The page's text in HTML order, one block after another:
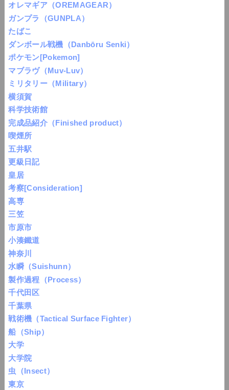
オレマギア（OREMAGEAR）
ガンプラ（GUNPLA）
たばこ
ダンボール戦機（Danbōru Senki）
ポケモン[Pokemon]
マブラヴ（Muv-Luv）
ミリタリー（Military）
横須賀
科学技術館
完成品紹介（Finished product）
喫煙所
五井駅
更級日記
皇居
考察[Consideration]
高専
三笠
市原市
小湊鐵道
神奈川
水瞬（Suishunn）
製作過程（Process）
千代田区
千葉県
戦術機（Tactical Surface Fighter）
船（Ship）
大学
大学院
虫（Insect）
東京